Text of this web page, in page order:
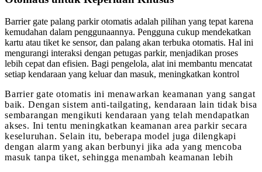
Barrier gate palang parkir otomatis adalah pilihan yang tepat karena
kemudahan dalam penggunaannya. Pengguna cukup mendekatkan
kartu atau tiket ke sensor, dan palang akan terbuka otomatis. Hal ini
mengurangi interaksi dengan petugas parkir, menjadikan proses
lebih cepat dan efisien. Bagi pengelola, alat ini membantu mencatat
setiap kendaraan yang keluar dan masuk, meningkatkan kontrol
Barrier gate otomatis ini menawarkan keamanan yang sangat
baik. Dengan sistem anti-tailgating, kendaraan lain tidak bisa
sembarangan mengikuti kendaraan yang telah mendapatkan
akses. Ini tentu meningkatkan keamanan area parkir secara
keseluruhan. Selain itu, beberapa model juga dilengkapi
dengan alarm yang akan berbunyi jika ada yang mencoba
masuk tanpa tiket, sehingga menambah keamanan lebih